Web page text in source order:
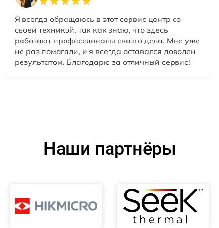
Я всегда обращаюсь в этот сервис центр со
своей техникой, так как знаю, что здесь
работают профессионалы своего дела. Мне уже
не раз помогали, и я всегда оставался доволен
результатом. Благодарю за отличный сервис!
Наши партнёры